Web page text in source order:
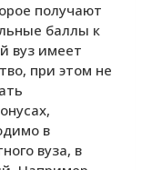
получают
баллы к
вуз имеет
при этом не
в
вуза, в